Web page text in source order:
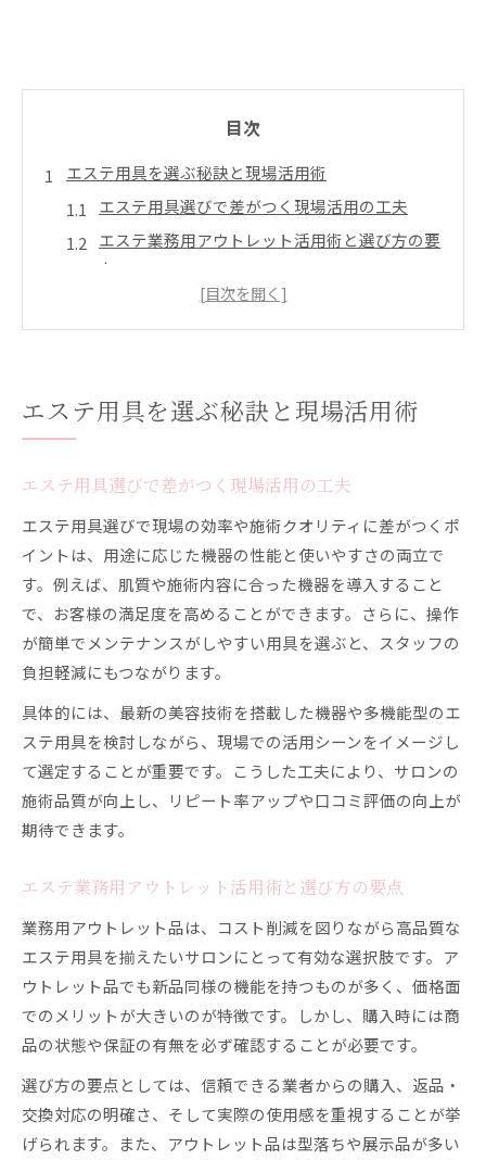
目次
エステ用具を選ぶ秘訣と現場活用術
エステ用具選びで差がつく現場活用の工夫
エステ業務用アウトレット活用術と選び方の要
点
エステ用品カタログを使った最適な選択法
エステ用品専門店で見極めるポイント解説
効率よく仕入れるためのエステ用具比較法
エステ用品安い店舗の選び方と見極め方
エステ卸ランキングを生かした選定ポイント
高収益サロンに導くエステ用具の賢い選定
エステ用具選定で利益率を高めるコツ解説
エステ用品卸利用時の注意点と成功事例
商材おすすめポイントと選択基準を徹底紹介
エステ用品安い仕入先選びの判断基準
エステ業務用アイテム選定で差をつける方法
卸サイト活用でエステ用品をまとめ買い
エステ卸サイトでまとめ買いする際の注意点
エステ用品卸ランキングを賢く活用する方法
サロン用品専門店を使った一括調達の極意
エステ用品カタログ活用で効率的な仕入れ
業務効率アップに役立つエステ用品選び方
エステ用具で業務効率を上げる選び方の秘訣
エステ業務用アウトレット活用でコスト削減
エステ用品卸比較で見極める最適な選択法
エステ用品安い店舗で賢く仕入れる方法
エステ用具を選ぶ秘訣と現場活用術
エステ用具選びで差がつく現場活用の工夫
エステ用具選びで現場の効率や施術クオリティに差がつくポ
イントは、用途に応じた機器の性能と使いやすさの両立で
す。例えば、肌質や施術内容に合った機器を導入すること
で、お客様の満足度を高めることができます。さらに、操作
が簡単でメンテナンスがしやすい用具を選ぶと、スタッフの
負担軽減にもつながります。
具体的には、最新の美容技術を搭載した機器や多機能型のエ
ステ用具を検討しながら、現場での活用シーンをイメージし
て選定することが重要です。こうした工夫により、サロンの
施術品質が向上し、リピート率アップや口コミ評価の向上が
期待できます。
エステ業務用アウトレット活用術と選び方の要点
業務用アウトレット品は、コスト削減を図りながら高品質な
エステ用具を揃えたいサロンにとって有効な選択肢です。ア
ウトレット品でも新品同様の機能を持つものが多く、価格面
でのメリットが大きいのが特徴です。しかし、購入時には商
品の状態や保証の有無を必ず確認することが必要です。
選び方の要点としては、信頼できる業者からの購入、返品・
交換対応の明確さ、そして実際の使用感を重視することが挙
げられます。また、アウトレット品は型落ちや展示品が多い